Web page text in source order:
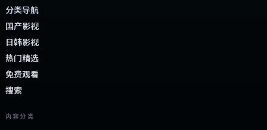
分类导航
国产影视
日韩影视
热门精选
免费观看
搜索
内容分类